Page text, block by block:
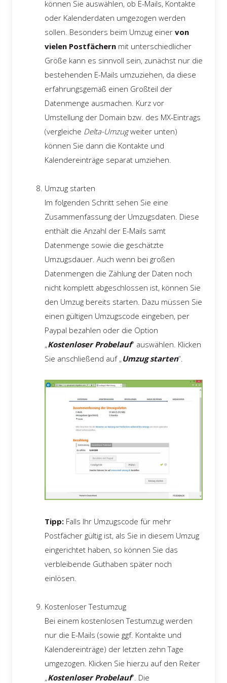
können Sie auswählen, ob E-Mails, Kontakte
oder Kalenderdaten umgezogen werden
sollen. Besonders beim Umzug einer von
vielen Postfächern mit unterschiedlicher
Größe kann es sinnvoll sein, zunächst nur die
bestehenden E-Mails umzuziehen, da diese
erfahrungsgemäß einen Großteil der
Datenmenge ausmachen. Kurz vor
Umstellung der Domain bzw. des MX-Eintrags
(vergleiche Delta-Umzugweiter unten)
können Sie dann die Kontakte und
Kalendereinträge separat umziehen.
Umzug starten
Im folgenden Schritt sehen Sie eine
Zusammenfassung der Umzugsdaten. Diese
enthält die Anzahl der E-Mails samt
Datenmenge sowie die geschätzte
Umzugsdauer. Auch wenn bei großen
Datenmengen die Zählung der Daten noch
nicht komplett abgeschlossen ist, können Sie
den Umzug bereits starten. Dazu müssen Sie
einen gültigen Umzugscode eingeben, per
Paypal bezahlen oder die Option
„Kostenloser Probelauf“ auswählen. Klicken
Sie anschließend auf „Umzug starten“.
Tipp: Falls Ihr Umzugscode für mehr
Postfächer gültig ist, als Sie in diesem Umzug
eingerichtet haben, so können Sie das
verbleibende Guthaben später noch
einlösen.
Kostenloser Testumzug
Bei einem kostenlosen Testumzug werden
nur die E-Mails (sowie ggf. Kontakte und
Kalendereinträge) der letzten zehn Tage
umgezogen. Klicken Sie hierzu auf den Reiter
„Kostenloser Probelauf“. Die